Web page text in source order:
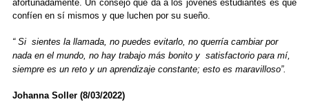
afortunadamente. Un consejo que da a los jóvenes estudiantes es que
confíen en sí mismos y que luchen por su sueño.
“ Si sientes la llamada, no puedes evitarlo, no querría cambiar por
nada en el mundo, no hay trabajo más bonito y satisfactorio para mí,
siempre es un reto y un aprendizaje constante; esto es maravilloso”.
Johanna Soller (8/03/2022)